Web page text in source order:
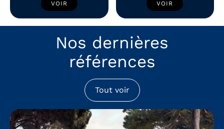
VOIR VOIR
Nos dernières
références
Tout voir